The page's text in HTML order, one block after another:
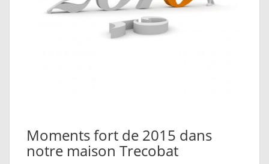
Moments fort de 2015 dans
notre maison Trecobat